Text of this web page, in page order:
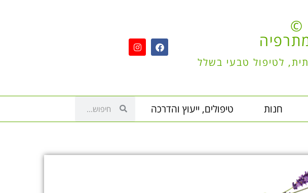
©
לטיפול טבעי בשלל
חנות טיפולים, ייעוץ והדרכה